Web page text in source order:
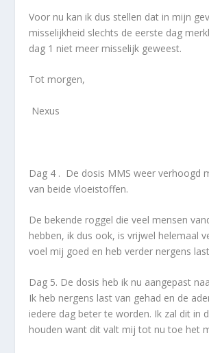
Voor nu kan ik dus stellen dat in mijn
misselijkheid slechts de eerste dag
dag 1 niet meer misselijk geweest.
Tot morgen,
Nexus
Dag 4 . De dosis MMS weer verhoogd
van beide vloeistoffen.
De bekende roggel die veel mensen
hebben, ik dus ook, is vrijwel helemaal
voel mij goed en heb verder nergens
Dag 5. De dosis heb ik nu aangepast
Ik heb nergens last van gehad en de
iedere dag beter te worden. Ik zal dit in
houden want dit valt mij tot nu toe het